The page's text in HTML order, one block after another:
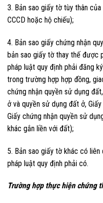
3. Bản sao giấy tờ tùy thân
CCCD hoặc hộ chiếu);
4. Bản sao giấy chứng nhận
bản sao giấy tờ thay thế được
pháp luật quy định phải đăng
trong trường hợp hợp đồng,
chứng nhận quyền sử dụng
ở và quyền sử dụng đất ở,
Giấy chứng nhận quyền sử
khác gắn liền với đất);
5. Bản sao giấy tờ khác có
pháp luật quy định phải có.
Trường hợp thực hiện chứng